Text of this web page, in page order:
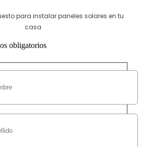
para instalar paneles solares en tu
casa
obligatorios